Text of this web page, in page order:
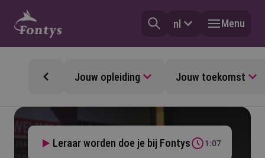
nl Menu
Jouw opleiding Jouw toekomst
Leraar worden doe je bij Fontys 1:07